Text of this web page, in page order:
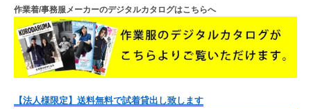
作業着/事務服メーカーのデジタルカタログはこちらへ
【法人様限定】送料無料で試着貸出し致します